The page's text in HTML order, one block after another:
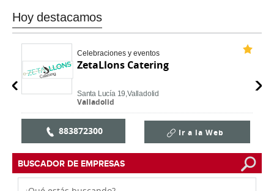
Hoy destacamos
Celebraciones y eventos
ZetaLlons Catering
Valladolid
Santa Lucía 19,Valladolid
883872300 Ir a la Web
BUSCADOR DE EMPRESAS